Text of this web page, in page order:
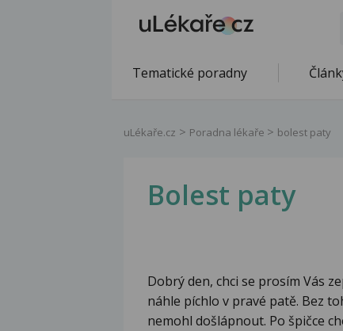
Tematické poradny
uLékaře.cz Poradna lékaře bolest paty
Bolest paty
Dobrý den, chci se prosím Vás
náhle píchlo v pravé patě. Bez
nemohl došlápnout. Po špičce